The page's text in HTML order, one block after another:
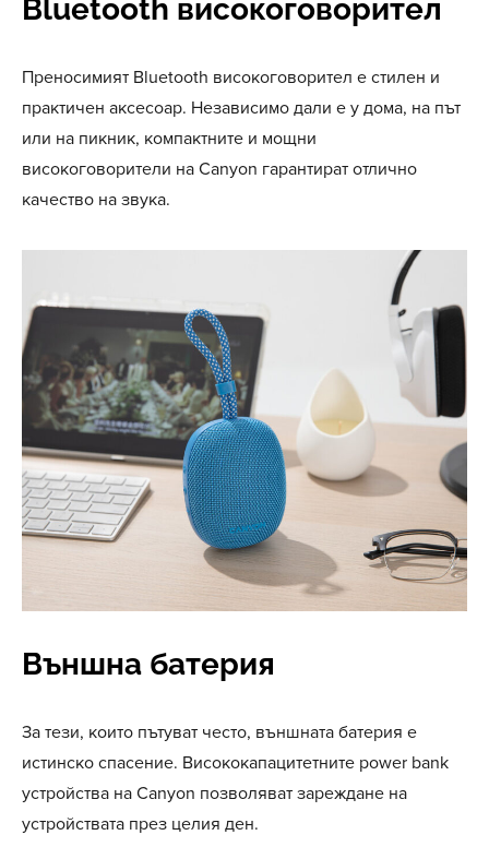
Bluetooth високоговорител
Преносимият Bluetooth високоговорител е стилен и
практичен аксесоар. Независимо дали е у дома, на път
или на пикник, компактните и мощни
високоговорители на Canyon гарантират отлично
качество на звука.
Външна батерия
За тези, които пътуват често, външната батерия е
истинско спасение. Висококапацитетните power bank
устройства на Canyon позволяват зареждане на
устройствата през целия ден.